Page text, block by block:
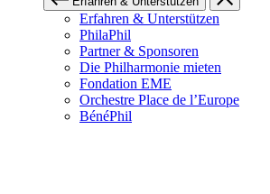
Erfahren & Unterstützen
PhilaPhil
Partner & Sponsoren
Die Philharmonie mieten
Fondation EME
Orchestre Place de l’Europe
BénéPhil